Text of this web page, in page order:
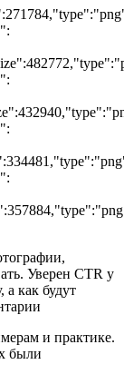
Уверен CTR у
как будут
и практике.
были